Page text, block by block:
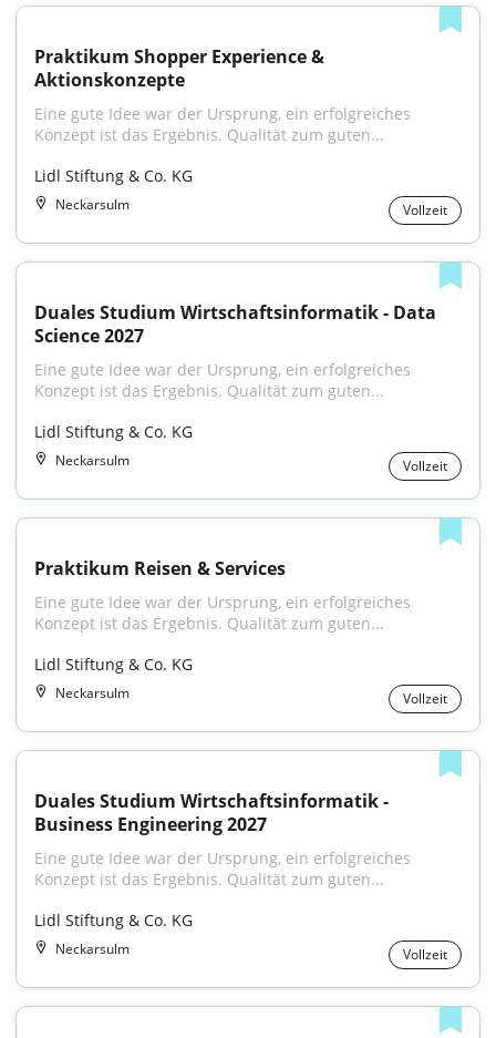
Praktikum Shopper Experience &
Aktionskonzepte
Eine gute Idee war der Ursprung, ein erfolgreiches
Konzept ist das Ergebnis. Qualität zum guten...
Lidl Stiftung & Co. KG
Neckarsulm Vollzeit
Duales Studium Wirtschaftsinformatik - Data
Science 2027
Eine gute Idee war der Ursprung, ein erfolgreiches
Konzept ist das Ergebnis. Qualität zum guten...
Lidl Stiftung & Co. KG
Neckarsulm Vollzeit
Praktikum Reisen & Services
Eine gute Idee war der Ursprung, ein erfolgreiches
Konzept ist das Ergebnis. Qualität zum guten...
Lidl Stiftung & Co. KG
Neckarsulm Vollzeit
Duales Studium Wirtschaftsinformatik -
Business Engineering 2027
Eine gute Idee war der Ursprung, ein erfolgreiches
Konzept ist das Ergebnis. Qualität zum guten...
Lidl Stiftung & Co. KG
Neckarsulm Vollzeit